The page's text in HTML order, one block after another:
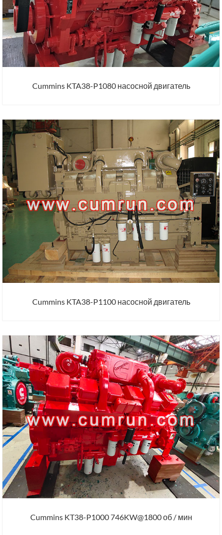
Cummins KTA38-P1080 насосной двигатель
Cummins KTA38-P1100 насосной двигатель
Cummins KT38-P1000 746KW@1800 об / мин